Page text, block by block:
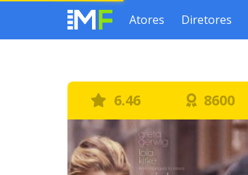
Atores Diretores
6.46 8600